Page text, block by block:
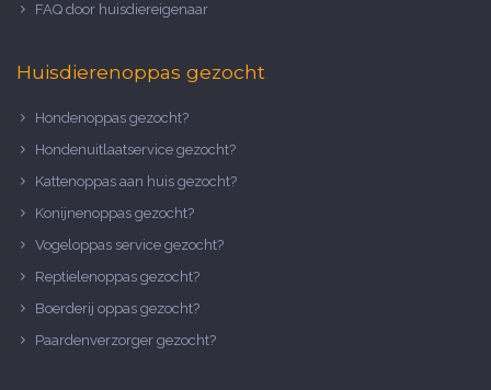
FAQ door huisdiereigenaar
Huisdierenoppas gezocht
Hondenoppas gezocht?
Hondenuitlaatservice gezocht?
Kattenoppas aan huis gezocht?
Konijnenoppas gezocht?
Vogeloppas service gezocht?
Reptielenoppas gezocht?
Boerderij oppas gezocht?
Paardenverzorger gezocht?